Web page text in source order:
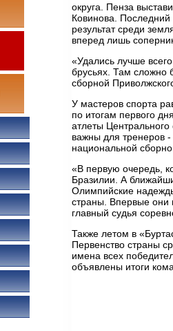
округа. Пенза
Ковинова. Последний
результат среди
вперед лишь
«Удались лучше
брусьях. Там сложно
сборной
У мастеров спорта
по итогам первого
атлеты
важны для тренеров
национальной
«В первую очередь,
Бразилии. А
Олимпийские
страны. Впервые они
главный судья
Также летом в
Первенство страны
имена всех
объявлены итоги